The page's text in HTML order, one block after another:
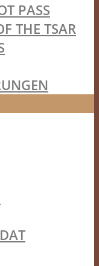
PASS
THE TSAR